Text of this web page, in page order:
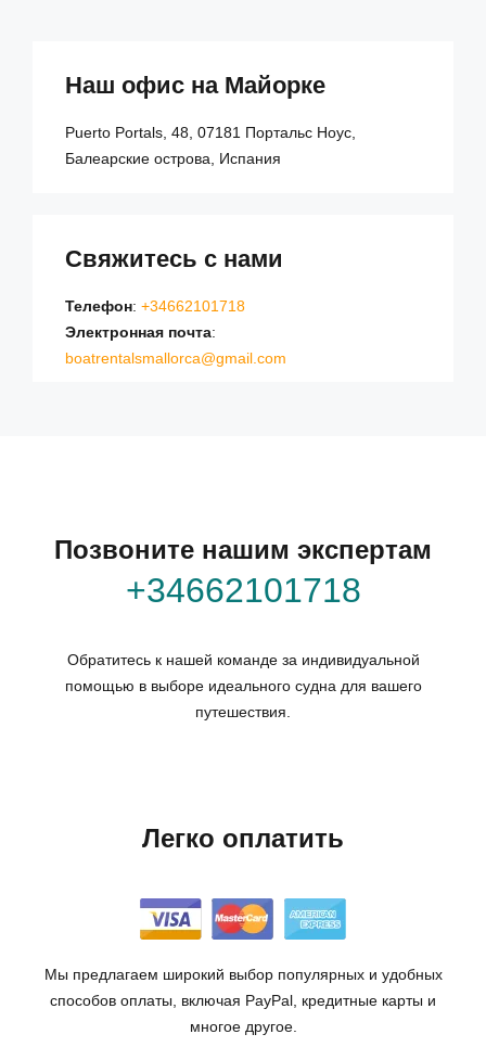
Наш офис на Майорке
Puerto Portals, 48, 07181 Портальс Ноус,
Балеарские острова, Испания
Свяжитесь с нами
Телефон: +34662101718
Электронная почта:
boatrentalsmallorca@gmail.com
Позвоните нашим экспертам
+34662101718
Обратитесь к нашей команде за индивидуальной
помощью в выборе идеального судна для вашего
путешествия.
Легко оплатить
Мы предлагаем широкий выбор популярных и удобных
способов оплаты, включая PayPal, кредитные карты и
многое другое.